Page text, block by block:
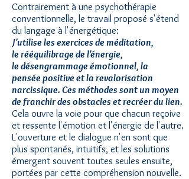
Contrairement à une psychothérapie
conventionnelle, le travail proposé s'étend
du langage à l'énergétique:
J'utilise les exercices de méditation,
le rééquilibrage de l'énergie,
le désengrammage émotionnel, la
pensée positive et la revalorisation
narcissique. Ces méthodes sont un moyen
de franchir des obstacles et recréer du lien.
Cela ouvre la voie pour que chacun reçoive
et ressente l'émotion et l'énergie de l'autre.
L'ouverture et le dialogue n'en sont que
plus spontanés, intuitifs, et les solutions
émergent souvent toutes seules ensuite,
portées par cette compréhension nouvelle.